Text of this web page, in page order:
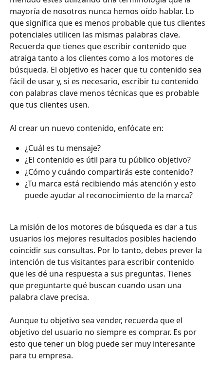
mayoría de nosotros nunca hemos oído hablar. Lo
que significa que es menos probable que tus clientes
potenciales utilicen las mismas palabras clave.
Recuerda que tienes que escribir contenido que
atraiga tanto a los clientes como a los motores de
búsqueda. El objetivo es hacer que tu contenido sea
fácil de usar y, si es necesario, escribir tu contenido
con palabras clave menos técnicas que es probable
que tus clientes usen.
Al crear un nuevo contenido, enfócate en:
¿Cuál es tu mensaje?
¿El contenido es útil para tu público objetivo?
¿Cómo y cuándo compartirás este contenido?
¿Tu marca está recibiendo más atención y esto
puede ayudar al reconocimiento de la marca?
La misión de los motores de búsqueda es dar a tus
usuarios los mejores resultados posibles haciendo
coincidir sus consultas. Por lo tanto, debes prever la
intención de tus visitantes para escribir contenido
que les dé una respuesta a sus preguntas. Tienes
que preguntarte qué buscan cuando usan una
palabra clave precisa.
Aunque tu objetivo sea vender, recuerda que el
objetivo del usuario no siempre es comprar. Es por
esto que tener un blog puede ser muy interesante
para tu empresa.